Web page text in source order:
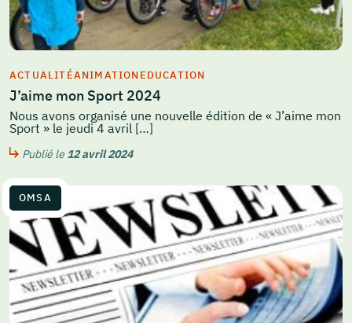
ACTUALITÉANIMATIONEDUCATION
J’aime mon Sport 2024
Nous avons organisé une nouvelle édition de « J’aime mon
Sport » le jeudi 4 avril […]
Publié le 12 avril 2024
OMSA